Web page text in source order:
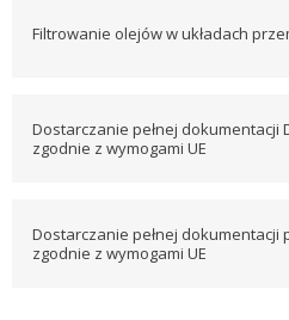
Filtrowanie olejów w układach
Dostarczanie pełnej dokumentacji
zgodnie z wymogami UE
Dostarczanie pełnej dokumentacji
zgodnie z wymogami UE